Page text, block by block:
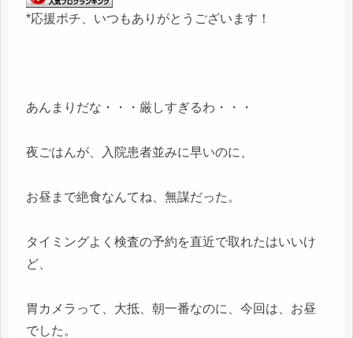
*応援ポチ、いつもありがとうございます！
あんまりだな・・・厳しすぎるわ・・・
夜ごはんが、入院患者並みに早いのに、
お昼まで絶食なんてね、無謀だった。
タイミングよく検査の予約を直近で取れたはいいけ
ど、
胃カメラって、大抵、朝一番なのに、今回は、お昼
でした。